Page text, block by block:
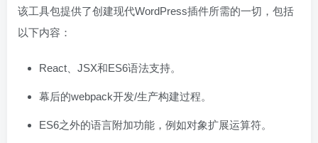
该工具包提供了创建现代WordPress插件所需的一切，包括
以下内容：
React、JSX和ES6语法支持。
幕后的webpack开发/生产构建过程。
ES6之外的语言附加功能，例如对象扩展运算符。